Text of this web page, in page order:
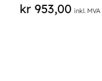
kr 953,00 inkl. MVA